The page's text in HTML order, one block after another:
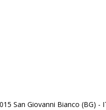
San Giovanni Bianco (BG) -